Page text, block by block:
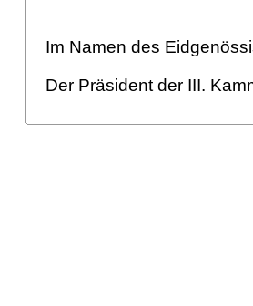
Im Namen des
Der Präsident der III.